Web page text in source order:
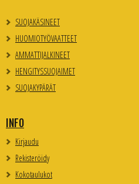
SUOJAKÄSINEET
HUOMIOTYÖVAATTEET
AMMATTIJALKINEET
HENGITYSSUOJAIMET
SUOJAKYPÄRÄT
INFO
Kirjaudu
Rekisteröidy
Kokotaulukot